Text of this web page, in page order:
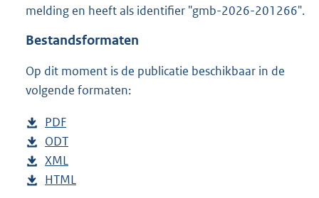
o
e
melding en heeft als identifier "gmb-2026-201266".
Bestandsformaten
Op dit moment is de publicatie beschikbaar in de
volgende formaten:
D
o
w
n
PDF
e
s
t
D
o
w
ODT
s
D
o
XML
e
D
HTML